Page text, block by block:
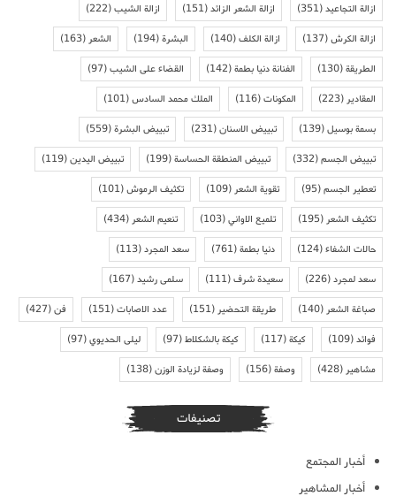
ازالة التجاعيد(351) ازالة الشعر الزائد(151) ازالة الشيب(222)
ازالة الكرش(137) ازالة الكلف(140) البشرة(194) الشعر(163)
الطريقة(130) الفنانة دنيا بطمة(142) القضاء على الشيب(97)
المقادير(223) المكونات(116) الملك محمد السادس(101)
بسمة بوسيل(139) تبييض الاسنان(231) تبييض البشرة(559)
تبييض الجسم(332) تبييض المنطقة الحساسة(199) تبييض اليدين(119)
تعطير الجسم(95) تقوية الشعر(109) تكثيف الرموش(101)
تكثيف الشعر(195) تلميع الاواني(103) تنعيم الشعر(434)
حالات الشفاء(124) دنيا بطمة(761) سعد المجرد(113)
سعد لمجرد(226) سعيدة شرف(111) سلمى رشيد(167)
صباغة الشعر(140) طريقة التحضير(151) عدد الاصابات(151) فن(427)
فوائد(109) كيكة(117) كيكة بالشكلاط(97) ليلى الحديوي(97)
مشاهير(428) وصفة(156) وصفة لزيادة الوزن(138)
تصنيفات
أخبار المجتمع
أخبار المشاهير